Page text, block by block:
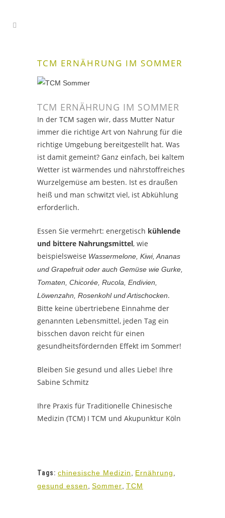
TCM ERNÄHRUNG IM SOMMER
TCM ERNÄHRUNG IM SOMMER
In der TCM sagen wir, dass Mutter Natur
immer die richtige Art von Nahrung für die
richtige Umgebung bereitgestellt hat. Was
ist damit gemeint? Ganz einfach, bei kaltem
Wetter ist wärmendes und nährstoffreiches
Wurzelgemüse am besten. Ist es draußen
heiß und man schwitzt viel, ist Abkühlung
erforderlich.
Essen Sie vermehrt: energetisch kühlende
und bittere Nahrungsmittel, wie
beispielsweise Wassermelone, Kiwi, Ananas
und Grapefruit oder auch Gemüse wie Gurke,
Tomaten, Chicorée, Rucola, Endivien,
Löwenzahn, Rosenkohl und Artischocken.
Bitte keine übertriebene Einnahme der
genannten Lebensmittel, jeden Tag ein
bisschen davon reicht für einen
gesundheitsfördernden Effekt im Sommer!
Bleiben Sie gesund und alles Liebe! Ihre
Sabine Schmitz
Ihre Praxis für Traditionelle Chinesische
Medizin (TCM) I TCM und Akupunktur Köln
Tags: chinesische Medizin Ernährung
gesund essen
Sommer TCM